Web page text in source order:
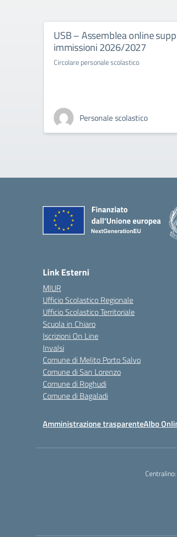
USB – Assemblea online
immissioni 2026/2027
Circolare personale scolastico
Personale scolastico
Link Esterni
MIUR
Ufficio Scolastico Regionale
Ufficio Scolastico Territoriale
Scuola in Chiaro
Iscrizioni On Line
Invalsi
Comune di Melito Porto Salvo
Comune di San Lorenzo
Comune di Roghudi
Comune di Bagaladi
Amministrazione trasparenteAlbo
Centralino: